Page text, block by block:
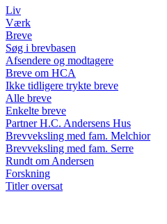
Liv
Værk
Breve
Søg i brevbasen
Afsendere og modtagere
Breve om HCA
Ikke tidligere trykte breve
Alle breve
Enkelte breve
Partner H.C. Andersens Hus
Brevveksling med fam. Melchior
Brevveksling med fam. Serre
Rundt om Andersen
Forskning
Titler oversat